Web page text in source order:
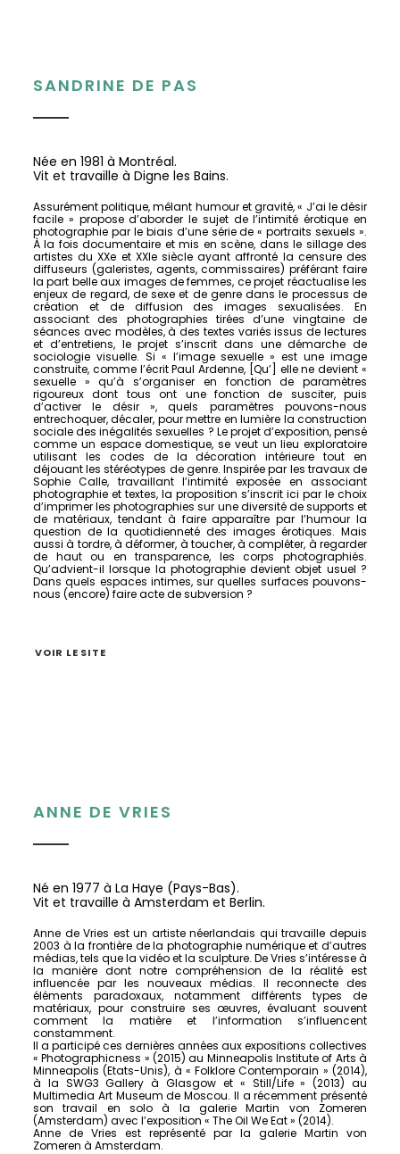
SANDRINE DE PAS
Née en 1981 à Montréal.
Vit et travaille à Digne les Bains.
Assurément politique, mêlant humour et gravité, « J’ai le désir
facile » propose d’aborder le sujet de l’intimité érotique en
photographie par le biais d’une série de « portraits sexuels ».
À la fois documentaire et mis en scène, dans le sillage des
artistes du XXe et XXIe siècle ayant affronté la censure des
diffuseurs (galeristes, agents, commissaires) préférant faire
la part belle aux images de femmes, ce projet réactualise les
enjeux de regard, de sexe et de genre dans le processus de
création et de diffusion des images sexualisées. En
associant des photographies tirées d’une vingtaine de
séances avec modèles, à des textes variés issus de lectures
et d’entretiens, le projet s’inscrit dans une démarche de
sociologie visuelle. Si « l’image sexuelle » est une image
construite, comme l’écrit Paul Ardenne, [Qu’] elle ne devient «
sexuelle » qu’à s’organiser en fonction de paramètres
rigoureux dont tous ont une fonction de susciter, puis
d’activer le désir », quels paramètres pouvons-nous
entrechoquer, décaler, pour mettre en lumière la construction
sociale des inégalités sexuelles ? Le projet d’exposition, pensé
comme un espace domestique, se veut un lieu exploratoire
utilisant les codes de la décoration intérieure tout en
déjouant les stéréotypes de genre. Inspirée par les travaux de
Sophie Calle, travaillant l’intimité exposée en associant
photographie et textes, la proposition s’inscrit ici par le choix
d’imprimer les photographies sur une diversité de supports et
de matériaux, tendant à faire apparaître par l’humour la
question de la quotidienneté des images érotiques. Mais
aussi à tordre, à déformer, à toucher, à compléter, à regarder
de haut ou en transparence, les corps photographiés.
Qu’advient-il lorsque la photographie devient objet usuel ?
Dans quels espaces intimes, sur quelles surfaces pouvons-
nous (encore) faire acte de subversion ?
VOIR LE SITE
ANNE DE VRIES
Né en 1977 à La Haye (Pays-Bas).
Vit et travaille à Amsterdam et Berlin.
Anne de Vries est un artiste néerlandais qui travaille depuis
2003 à la frontière de la photographie numérique et d’autres
médias, tels que la vidéo et la sculpture. De Vries s’intéresse à
la manière dont notre compréhension de la réalité est
influencée par les nouveaux médias. Il reconnecte des
éléments paradoxaux, notamment différents types de
matériaux, pour construire ses œuvres, évaluant souvent
comment la matière et l’information s’influencent
constamment.
Il a participé ces dernières années aux expositions collectives
« Photographicness » (2015) au Minneapolis Institute of Arts à
Minneapolis (Etats-Unis), à « Folklore Contemporain » (2014),
à la SWG3 Gallery à Glasgow et « Still/Life » (2013) au
Multimedia Art Museum de Moscou. Il a récemment présenté
son travail en solo à la galerie Martin von Zomeren
(Amsterdam) avec l’exposition « The Oil We Eat » (2014).
Anne de Vries est représenté par la galerie Martin von
Zomeren à Amsterdam.